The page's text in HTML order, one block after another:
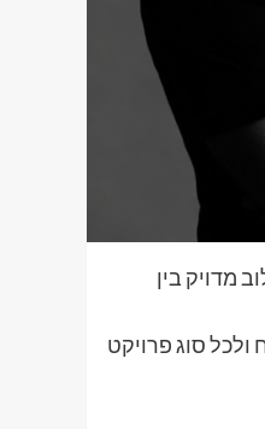
מדויק בין
ולכל סוג פרויקט